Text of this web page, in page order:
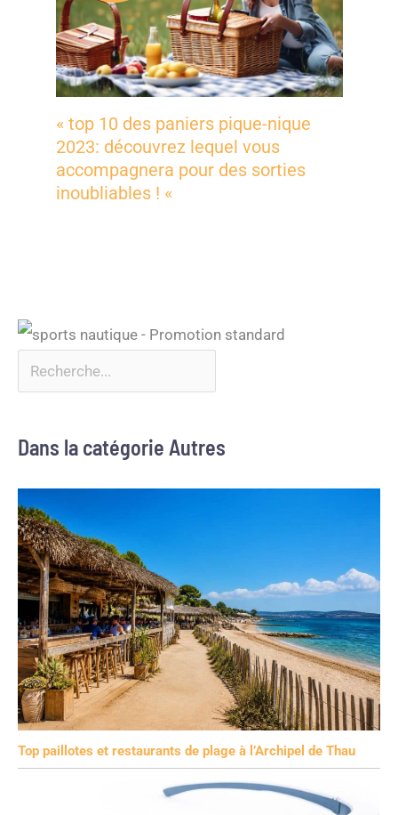
« top 10 des paniers pique-nique
2023: découvrez lequel vous
accompagnera pour des sorties
inoubliables ! «
Dans la catégorie Autres
Top paillotes et restaurants de plage à l’Archipel de Thau